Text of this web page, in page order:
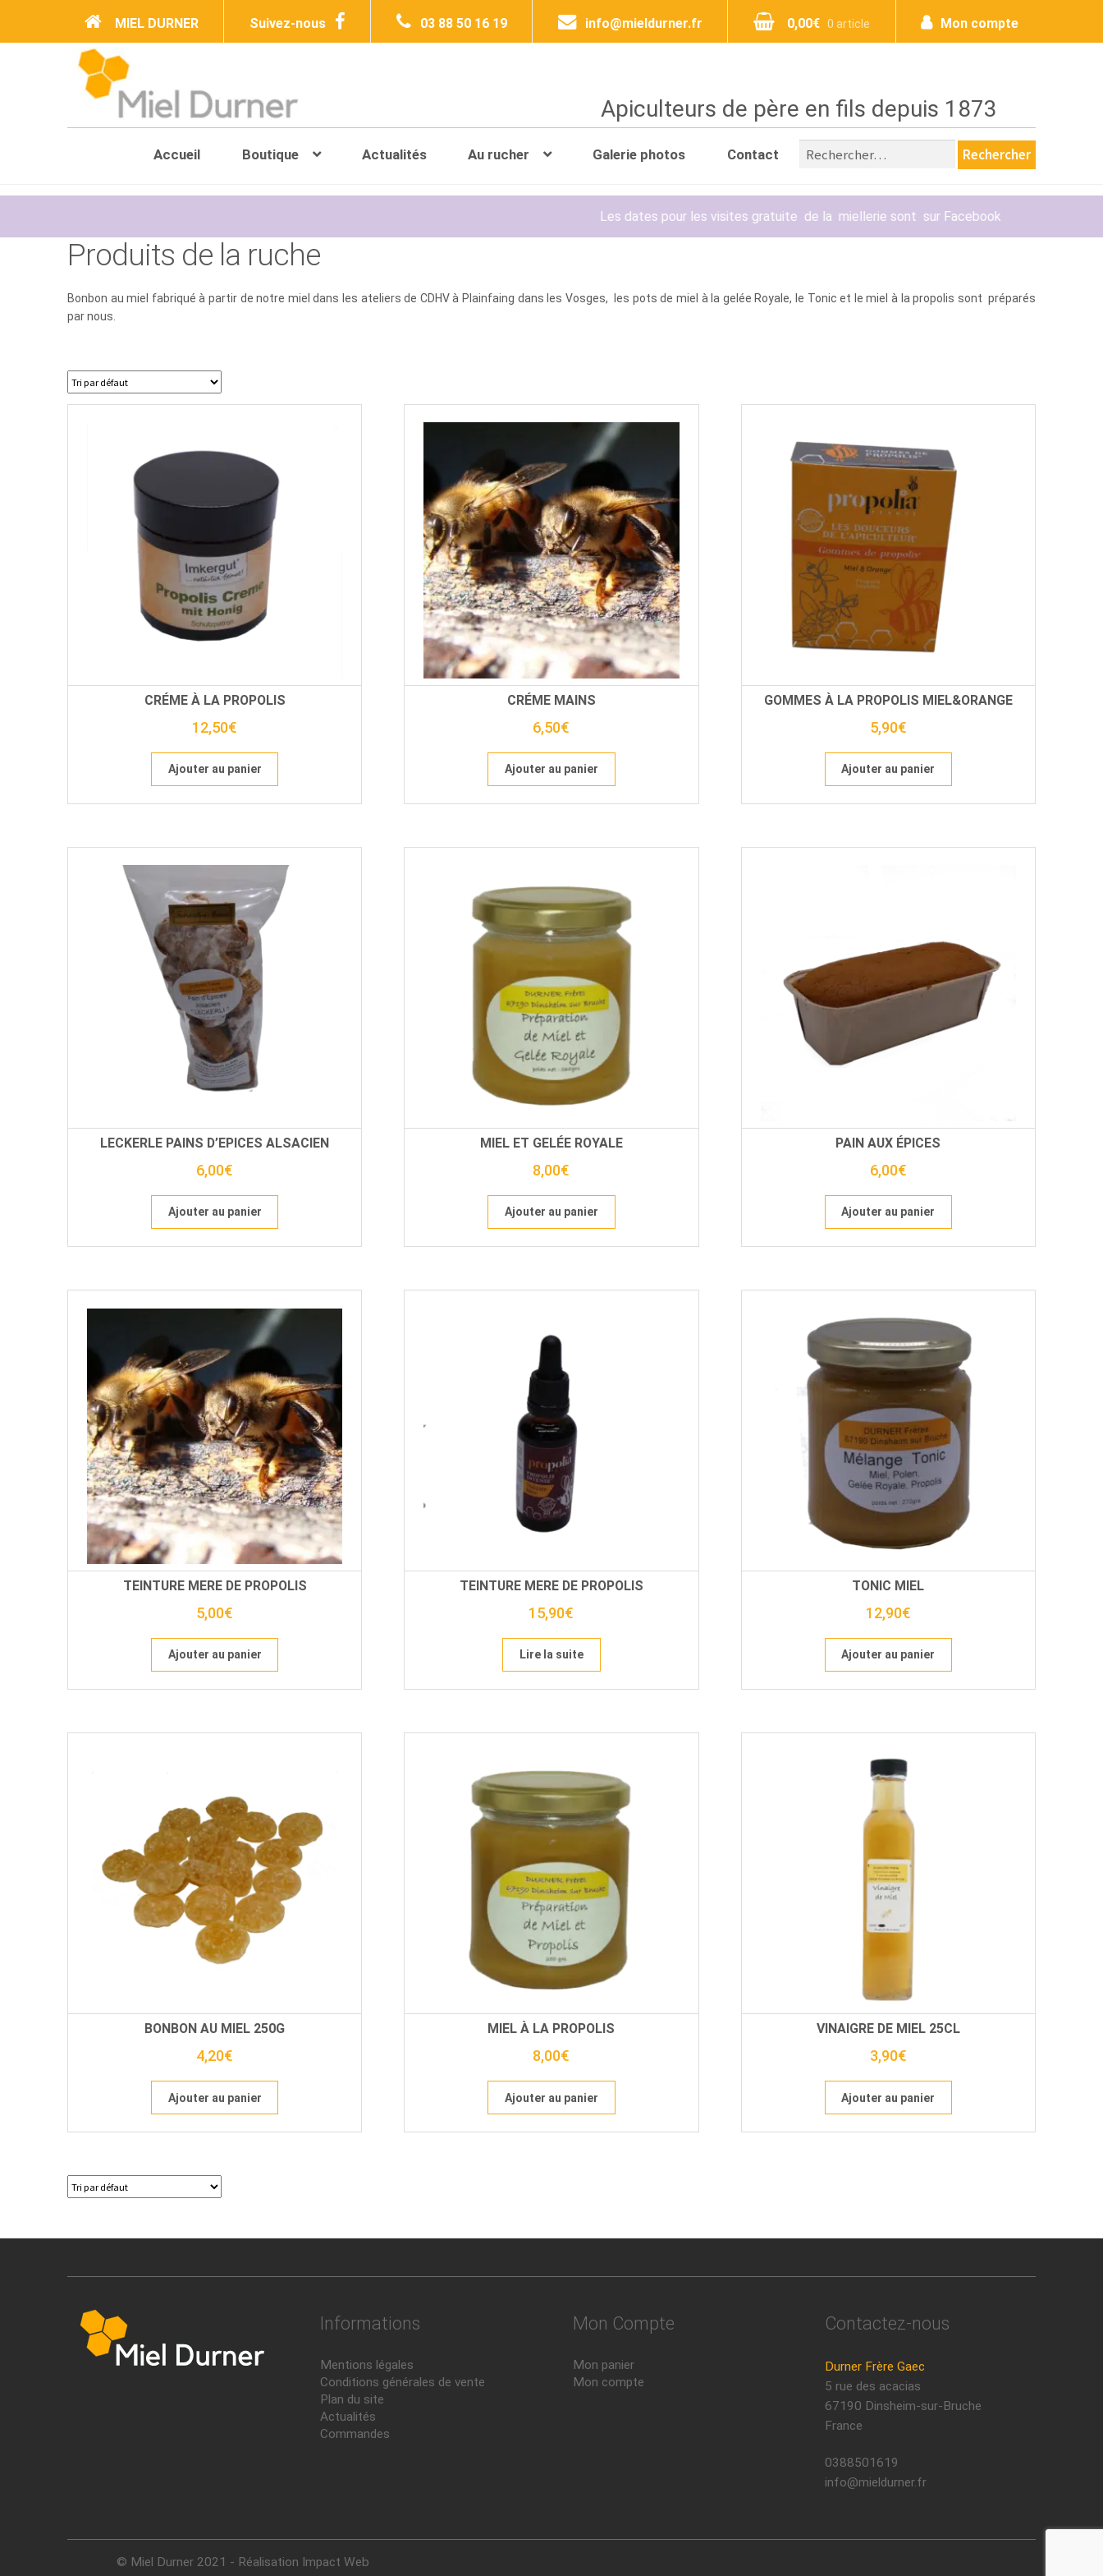
MIEL DURNER Suivez-nous 03 88 50 16 19 info@mieldurner.fr 0,00€ 0 article Mon compte
Apiculteurs de père en fils depuis 1873
Accueil Boutique Actualités Au rucher Galerie photos Contact
Accueil Produits de la ruche
Les dates pour les visites gratuite de la miellerie sont sur Facebook
Produits de la ruche
Bonbon au miel fabriqué à partir de notre miel dans les ateliers de CDHV à Plainfaing dans les Vosges, les pots de miel à la gelée Royale, le Tonic et le miel à la propolis sont préparés
par nous.
CRÉME À LA PROPOLIS
12,50€
Ajouter au panier
CRÉME MAINS
6,50€
Ajouter au panier
GOMMES À LA PROPOLIS MIEL&ORANGE
5,90€
Ajouter au panier
LECKERLE PAINS D’EPICES ALSACIEN
6,00€
Ajouter au panier
MIEL ET GELÉE ROYALE
8,00€
Ajouter au panier
PAIN AUX ÉPICES
6,00€
Ajouter au panier
TEINTURE MERE DE PROPOLIS
5,00€
Ajouter au panier
TEINTURE MERE DE PROPOLIS
15,90€
Lire la suite
TONIC MIEL
12,90€
Ajouter au panier
BONBON AU MIEL 250G
4,20€
Ajouter au panier
MIEL À LA PROPOLIS
8,00€
Ajouter au panier
VINAIGRE DE MIEL 25CL
3,90€
Ajouter au panier
Informations
Mentions légales
Conditions générales de vente
Plan du site
Actualités
Commandes
Mon Compte
Mon panier
Mon compte
Contactez-nous
Durner Frère Gaec
5 rue des acacias
67190 Dinsheim-sur-Bruche
France
0388501619
info@mieldurner.fr
© Miel Durner 2021 - Réalisation Impact Web